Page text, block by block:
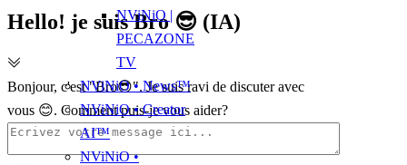
Hello! je suis Bro 😎 (IA)
Bonjour, c'est "Bro😎". Je suis ravi de discuter avec
vous 😊. Comment puis-je vous aider?
NViNiO |
PECAZONE
TV
NViNiO • News™
NViNiO • Creator
AI™
NViNiO •